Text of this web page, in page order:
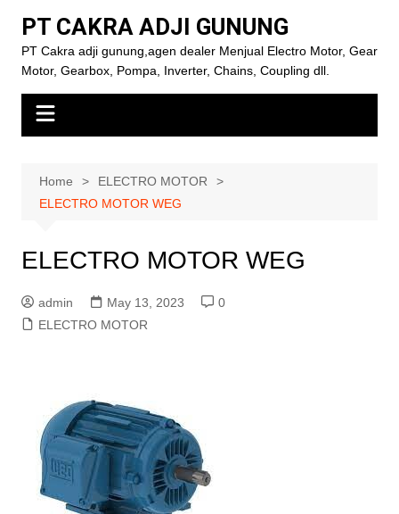
content
PT CAKRA ADJI GUNUNG
PT Cakra adji gunung,agen dealer Menjual Electro Motor, Gear
Motor, Gearbox, Pompa, Inverter, Chains, Coupling dll.
Home
ELECTRO MOTOR
ELECTRO MOTOR WEG
ELECTRO MOTOR WEG
admin May 13, 2023
0
ELECTRO MOTOR